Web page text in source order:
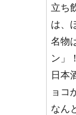
立ち
は、
名物
ン」！
日本
ョコ
なん